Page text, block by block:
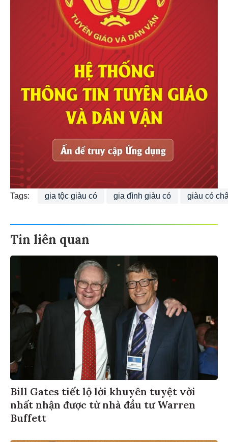
Tags: gia tộc giàu có gia đình giàu có giàu có
Tin liên quan
Bill Gates tiết lộ lời khuyên tuyệt vời
nhất nhận được từ nhà đầu tư Warren
Buffett